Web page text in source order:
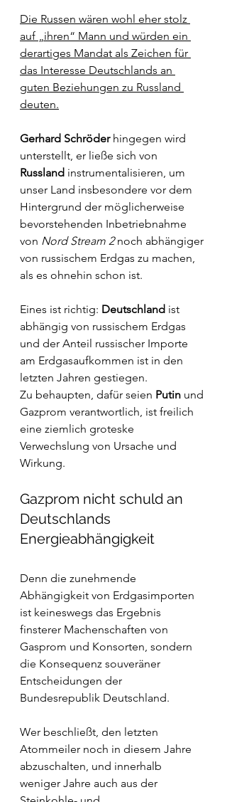
Die Russen wären wohl eher stolz
auf „ihren“ Mann und würden ein
derartiges Mandat als Zeichen für
das Interesse Deutschlands an
guten Beziehungen zu Russland
deuten.
Gerhard Schröder hingegen wird
unterstellt, er ließe sich von
Russland instrumentalisieren, um
unser Land insbesondere vor dem
Hintergrund der möglicherweise
bevorstehenden Inbetriebnahme
von Nord Stream 2 noch abhängiger
von russischem Erdgas zu machen,
als es ohnehin schon ist.
Eines ist richtig: Deutschland ist
abhängig von russischem Erdgas
und der Anteil russischer Importe
am Erdgasaufkommen ist in den
letzten Jahren gestiegen.
Zu behaupten, dafür seien Putin und
Gazprom verantwortlich, ist freilich
eine ziemlich groteske
Verwechslung von Ursache und
Wirkung.
Gazprom nicht schuld an
Deutschlands
Energieabhängigkeit
Denn die zunehmende
Abhängigkeit von Erdgasimporten
ist keineswegs das Ergebnis
finsterer Machenschaften von
Gasprom und Konsorten, sondern
die Konsequenz souveräner
Entscheidungen der
Bundesrepublik Deutschland.
Wer beschließt, den letzten
Atommeiler noch in diesem Jahre
abzuschalten, und innerhalb
weniger Jahre auch aus der